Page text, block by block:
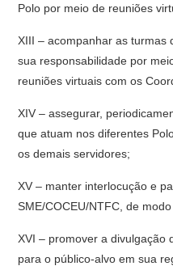
Polo por meio de reuniões
XIII – acompanhar as turmas
sua responsabilidade por
reuniões virtuais com os
XIV – assegurar,
que atuam nos diferentes
os demais servidores;
XV – manter interlocução e
SME/COCEU/NTFC, de
XVI – promover a divulgação
para o público-alvo em sua